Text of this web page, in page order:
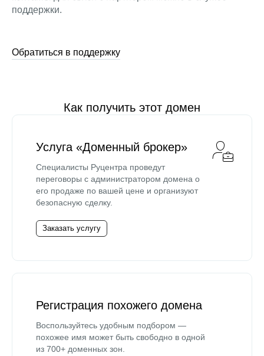
поддержки.
Обратиться в поддержку
Как получить этот домен
Услуга «Доменный брокер»
Специалисты Руцентра проведут
переговоры с администратором домена о
его продаже по вашей цене и организуют
безопасную сделку.
Заказать услугу
Регистрация похожего домена
Воспользуйтесь удобным подбором —
похожее имя может быть свободно в одной
из 700+ доменных зон.